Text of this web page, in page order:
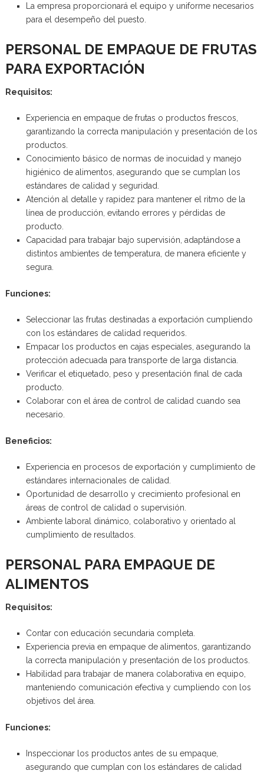
La empresa proporcionará el equipo y uniforme necesarios
para el desempeño del puesto.
PERSONAL DE EMPAQUE DE FRUTAS
PARA EXPORTACIÓN
Requisitos:
Experiencia en empaque de frutas o productos frescos,
garantizando la correcta manipulación y presentación de los
productos.
Conocimiento básico de normas de inocuidad y manejo
higiénico de alimentos, asegurando que se cumplan los
estándares de calidad y seguridad.
Atención al detalle y rapidez para mantener el ritmo de la
línea de producción, evitando errores y pérdidas de
producto.
Capacidad para trabajar bajo supervisión, adaptándose a
distintos ambientes de temperatura, de manera eficiente y
segura.
Funciones:
Seleccionar las frutas destinadas a exportación cumpliendo
con los estándares de calidad requeridos.
Empacar los productos en cajas especiales, asegurando la
protección adecuada para transporte de larga distancia.
Verificar el etiquetado, peso y presentación final de cada
producto.
Colaborar con el área de control de calidad cuando sea
necesario.
Beneficios:
Experiencia en procesos de exportación y cumplimiento de
estándares internacionales de calidad.
Oportunidad de desarrollo y crecimiento profesional en
áreas de control de calidad o supervisión.
Ambiente laboral dinámico, colaborativo y orientado al
cumplimiento de resultados.
PERSONAL PARA EMPAQUE DE
ALIMENTOS
Requisitos:
Contar con educación secundaria completa.
Experiencia previa en empaque de alimentos, garantizando
la correcta manipulación y presentación de los productos.
Habilidad para trabajar de manera colaborativa en equipo,
manteniendo comunicación efectiva y cumpliendo con los
objetivos del área.
Funciones:
Inspeccionar los productos antes de su empaque,
asegurando que cumplan con los estándares de calidad